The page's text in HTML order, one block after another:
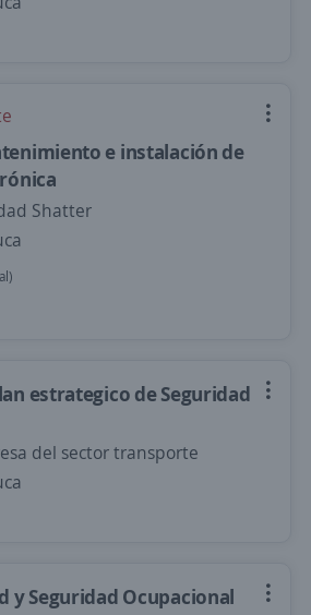
e instalación de
Shatter
estrategico de Seguridad
del sector transporte
y Seguridad Ocupacional